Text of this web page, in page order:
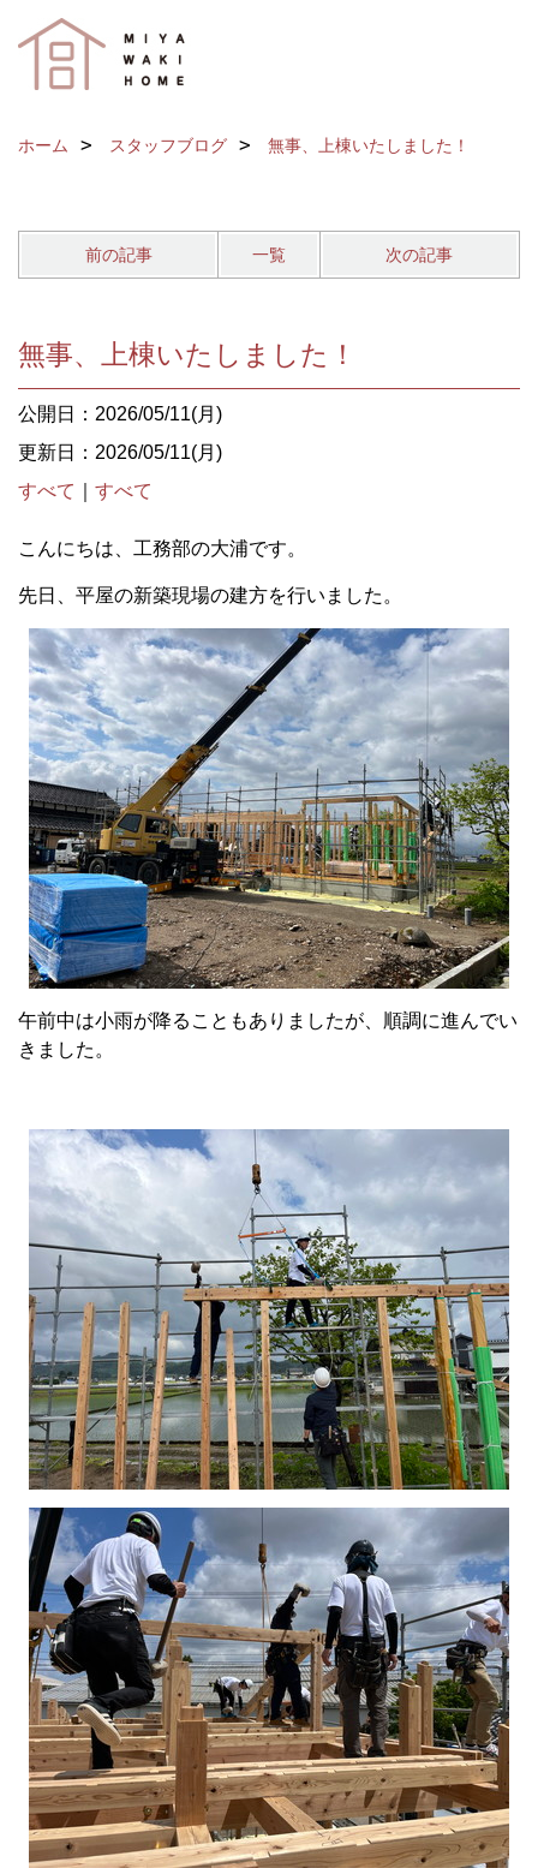
ホーム スタッフブログ 無事、上棟いたしました！
前の記事 一覧 次の記事
無事、上棟いたしました！
公開日：2026/05/11(月)
更新日：2026/05/11(月)
すべて
すべて
こんにちは、工務部の大浦です。
先日、平屋の新築現場の建方を行いました。
午前中は小雨が降ることもありましたが、順調に進んでい
きました。